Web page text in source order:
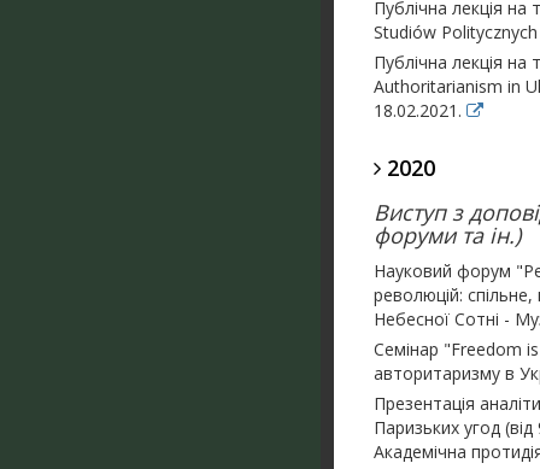
Публічна лекція
Studiów
Публічна лекція
Authoritarianism in
18.02.2021.
2020
Виступ з
форуми та ін.)
Науковий форум
революцій:
Небесної Сотні -
Семінар "Freedom
авторитаризму в
Презентація
Паризьких угод
Академічна